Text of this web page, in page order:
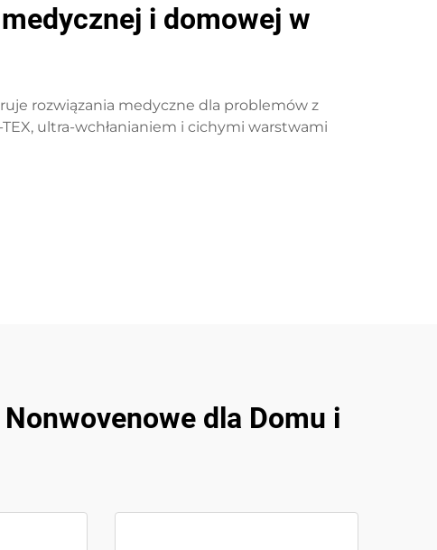
i domowej w
rozwiązania medyczne dla problemów z
ultra-wchłanianiem i cichymi warstwami
dla Domu i